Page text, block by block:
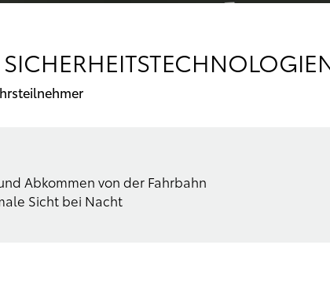
Abkommen von der Fahrbahn
Sicht bei Nacht